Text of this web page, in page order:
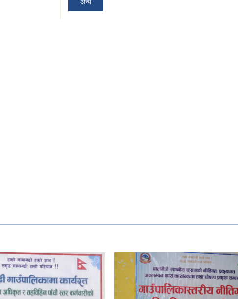
अन्य